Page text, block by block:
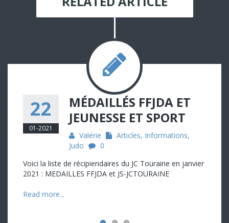
22
01-2021
MÉDAILLÉS FFJDA ET
JEUNESSE ET SPORT
Valérie Articles, Informations,
Judo
0
Voici la liste de récipiendaires du JC Touraine en janvier
2021 : MEDAILLES FFJDA et JS-JCTOURAINE
Read more...